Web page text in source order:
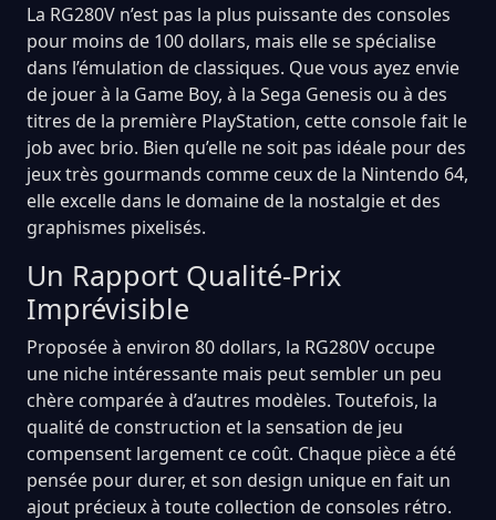
La RG280V n’est pas la plus puissante des consoles
pour moins de 100 dollars, mais elle se spécialise
dans l’émulation de classiques. Que vous ayez envie
de jouer à la Game Boy, à la Sega Genesis ou à des
titres de la première PlayStation, cette console fait le
job avec brio. Bien qu’elle ne soit pas idéale pour des
jeux très gourmands comme ceux de la Nintendo 64,
elle excelle dans le domaine de la nostalgie et des
graphismes pixelisés.
Un Rapport Qualité-Prix
Imprévisible
Proposée à environ 80 dollars, la RG280V occupe
une niche intéressante mais peut sembler un peu
chère comparée à d’autres modèles. Toutefois, la
qualité de construction et la sensation de jeu
compensent largement ce coût. Chaque pièce a été
pensée pour durer, et son design unique en fait un
ajout précieux à toute collection de consoles rétro.